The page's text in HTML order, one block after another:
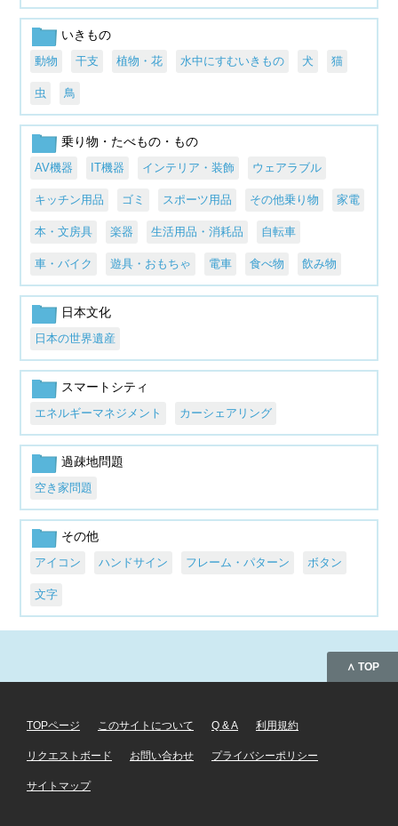
いきもの
動物 干支 植物・花 水中にすむいきもの 犬 猫
虫 鳥
乗り物・たべもの・もの
AV機器 IT機器 インテリア・装飾 ウェアラブル
キッチン用品 ゴミ スポーツ用品 その他乗り物 家電
本・文房具 楽器 生活用品・消耗品 自転車
車・バイク 遊具・おもちゃ 電車 食べ物 飲み物
日本文化
日本の世界遺産
スマートシティ
エネルギーマネジメント カーシェアリング
過疎地問題
空き家問題
その他
アイコン ハンドサイン フレーム・パターン ボタン
文字
∧ TOP
TOPページ このサイトについて Q & A 利用規約
リクエストボード お問い合わせ プライバシーポリシー
サイトマップ